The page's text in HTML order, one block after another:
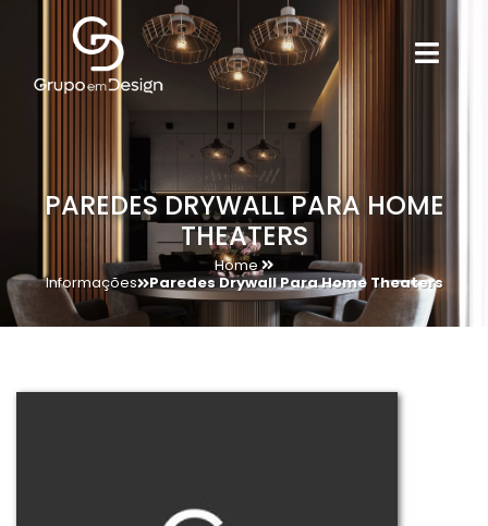
PAREDES DRYWALL PARA HOME
THEATERS
Home
Informações
Paredes Drywall Para Home Theaters